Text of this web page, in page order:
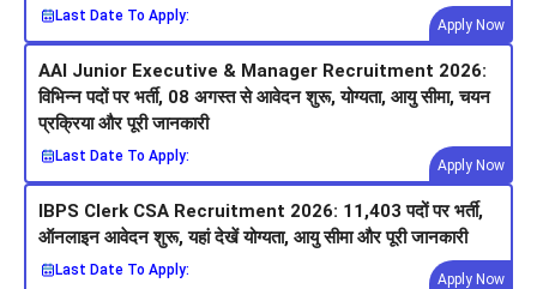
Last Date To Apply:
Apply Now
AAI Junior Executive & Manager Recruitment 2026:
विभिन्न पदों पर भर्ती, 08 अगस्त से आवेदन शुरू, योग्यता, आयु सीमा, चयन
प्रक्रिया और पूरी जानकारी
Last Date To Apply:
Apply Now
IBPS Clerk CSA Recruitment 2026: 11,403 पदों पर भर्ती,
ऑनलाइन आवेदन शुरू, यहां देखें योग्यता, आयु सीमा और पूरी जानकारी
Last Date To Apply:
Apply Now